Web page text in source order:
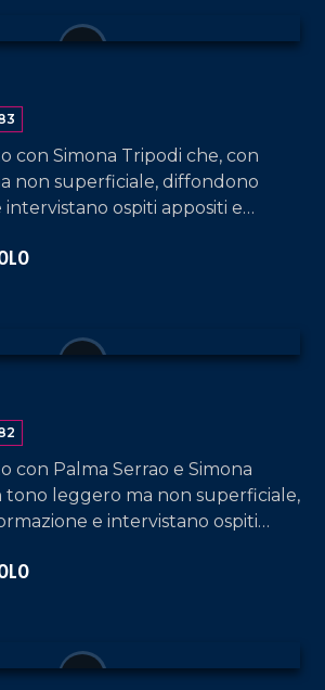
con Simona Tripodi che, con
non superficiale, diffondono
intervistano ospiti appositi e
con Palma Serrao e Simona
tono leggero ma non superficiale,
e intervistano ospiti